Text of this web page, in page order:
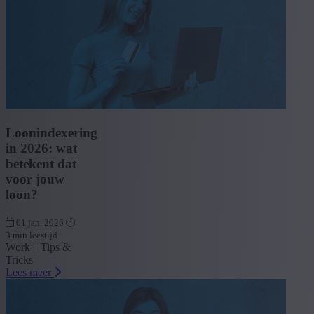
Loonindexering
in 2026: wat
betekent dat
voor jouw
loon?
01 jan, 2026
3 min leestijd
Work | Tips &
Tricks
Lees meer